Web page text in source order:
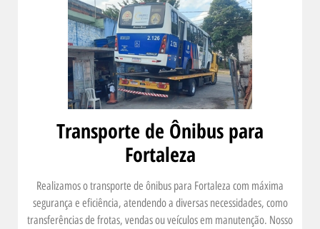
Transporte de Ônibus para
Fortaleza
Realizamos o transporte de ônibus para Fortaleza com máxima
segurança e eficiência, atendendo a diversas necessidades, como
transferências de frotas, vendas ou veículos em manutenção. Nosso